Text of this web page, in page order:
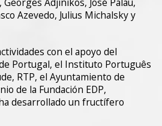
Azevedo, Julius Michalsky y
con el apoyo del
Portugal, el Instituto Português
RTP, el Ayuntamiento de
de la Fundación EDP,
desarrollado un fructífero